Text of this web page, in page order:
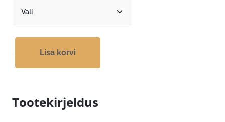
Lisa korvi
Tootekirjeldus